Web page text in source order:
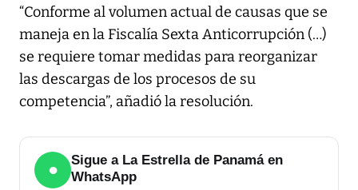
“Conforme al volumen actual de causas que se
maneja en la Fiscalía Sexta Anticorrupción (…)
se requiere tomar medidas para reorganizar
las descargas de los procesos de su
competencia”, añadió la resolución.
●
Sigue a La Estrella de Panamá en
WhatsApp